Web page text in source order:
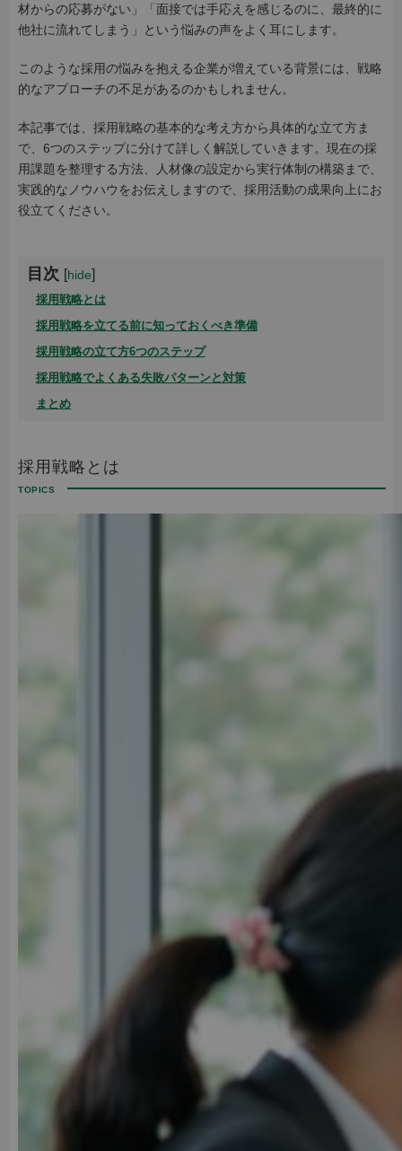
材からの応募がない」「面接では手応えを感じるのに、最終的に
他社に流れてしまう」という悩みの声をよく耳にします。
このような採用の悩みを抱える企業が増えている背景には、戦略
的なアプローチの不足があるのかもしれません。
本記事では、採用戦略の基本的な考え方から具体的な立て方ま
で、6つのステップに分けて詳しく解説していきます。現在の採
用課題を整理する方法、人材像の設定から実行体制の構築まで、
実践的なノウハウをお伝えしますので、採用活動の成果向上にお
役立てください。
目次 [hide]
採用戦略とは
採用戦略を立てる前に知っておくべき準備
採用戦略の立て方6つのステップ
採用戦略でよくある失敗パターンと対策
まとめ
採用戦略とは